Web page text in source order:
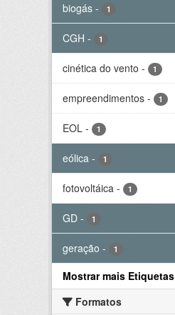
biogás - 1
CGH - 1
cinética do vento - 1
empreendimentos - 1
EOL - 1
eólica - 1
fotovoltáica - 1
GD - 1
geração - 1
Mostrar mais Etiquetas
Formatos